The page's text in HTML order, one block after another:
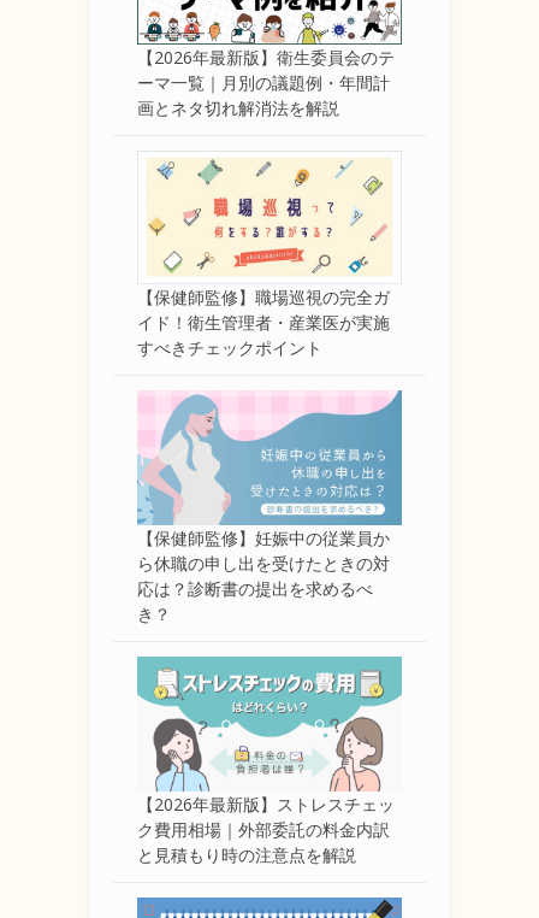
【2026年最新版】衛生委員会のテ
ーマ一覧｜月別の議題例・年間計
画とネタ切れ解消法を解説
【保健師監修】職場巡視の完全ガ
イド！衛生管理者・産業医が実施
すべきチェックポイント
【保健師監修】妊娠中の従業員か
ら休職の申し出を受けたときの対
応は？診断書の提出を求めるべ
き？
【2026年最新版】ストレスチェッ
ク費用相場｜外部委託の料金内訳
と見積もり時の注意点を解説